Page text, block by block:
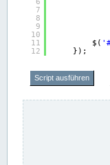
7
8
9
10
11
12
$(
});
Script ausführen